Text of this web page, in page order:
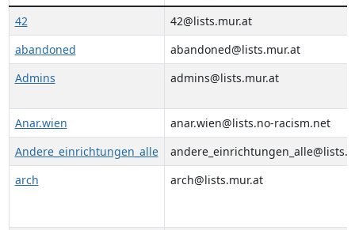
42
42@lists.mur.at
abandoned
abandoned@lists.mur.at
Admins
admins@lists.mur.at
Anar.wien
anar.wien@lists.no-racism.net
Andere_einrichtungen_alle
arch
arch@lists.mur.at